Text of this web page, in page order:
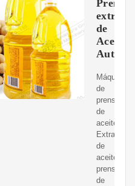
Prensa
de
Aceite
Máquina
de
prensado
de
aceite
Extractor
de
aceite,
prensa
de